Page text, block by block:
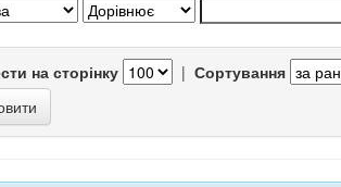
на сторінку | Сортування